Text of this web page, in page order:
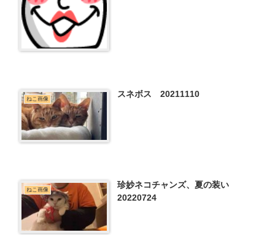
ねこ画像 スネボス 20211110
ねこ画像
珍妙ネコチャンズ、夏の装い
20220724